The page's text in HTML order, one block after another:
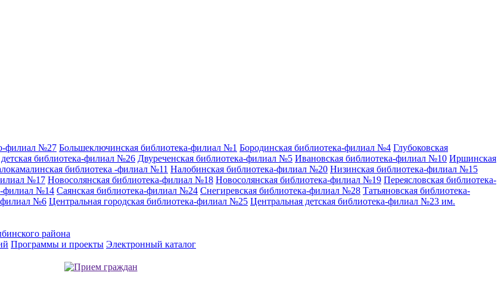
филиал №27 Большеключинская библиотека-филиал №1 Бородинская библиотека-филиал №4 Глубоковская
детская библиотека-филиал №26 Двуреченская библиотека-филиал №5 Ивановская библиотека-филиал №10 Иршинская
библиотека -филиал №11 Налобинская библиотека-филиал №20 Низинская библиотека-филиал №15
№17 Новосолянская библиотека-филиал №18 Новосолянская библиотека-филиал №19 Переясловская библиотека-
филиал №14 Саянская библиотека-филиал №24 Снегиревская библиотека-филиал №28 Татьяновская библиотека-
филиал №6 Центральная городская библиотека-филиал №25 Центральная детская библиотека-филиал №23 им.
района
Программы и проекты Электронный каталог